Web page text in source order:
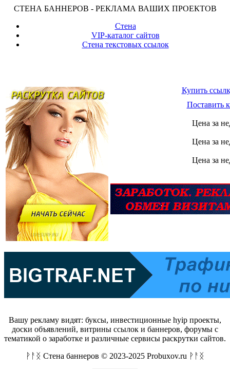
СТЕНА БАННЕРОВ - РЕКЛАМА ВАШИХ ПРОЕКТОВ
Стена
VIP-каталог сайтов
Стена текстовых ссылок
Купить
Поставить
Цена за
Цена за
Цена за
Вашу рекламу видят: буксы, инвестиционные hyip проекты,
доски объявлений, витрины ссылок и баннеров, форумы с
тематикой о заработке и различные сервисы раскрутки сайтов.
ᚹᚨᛝ Стена баннеров © 2023-2025 Probuxov.ru ᚹᚨᛝ